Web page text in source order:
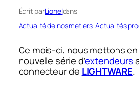
Écrit parLioneldans
Actualité de nos métiers, Actualités
Ce mois-ci, nous mettons en
nouvelle série d’extendeurs
connecteur de LIGHTWARE.